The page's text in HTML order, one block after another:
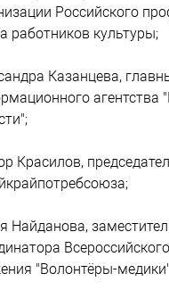
Российского
работников культуры;
Казанцева,
агентства
Красилов,
Найданова,
"Волонтёры-